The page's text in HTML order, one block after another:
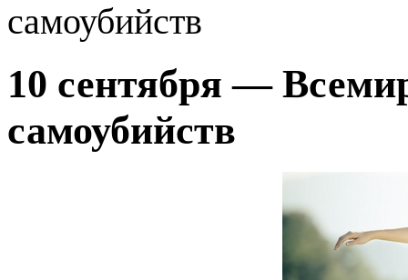
самоубийств
10 сентября —
самоубийств